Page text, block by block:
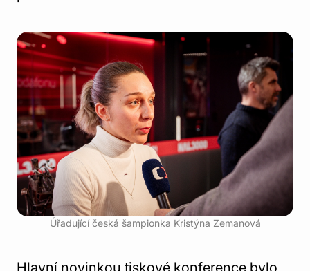
Úřadující česká šampionka Kristýna Zemanová
Hlavní novinkou tiskové konference bylo